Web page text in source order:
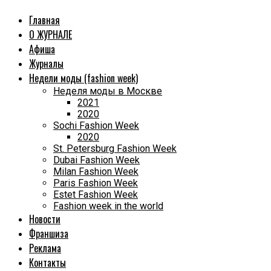
Главная
О ЖУРНАЛЕ
Афиша
Журналы
Недели моды (fashion week)
Неделя моды в Москве
2021
2020
Sochi Fashion Week
2020
St. Petersburg Fashion Week
Dubai Fashion Week
Milan Fashion Week
Paris Fashion Week
Estet Fashion Week
Fashion week in the world
Новости
Франшиза
Реклама
Контакты